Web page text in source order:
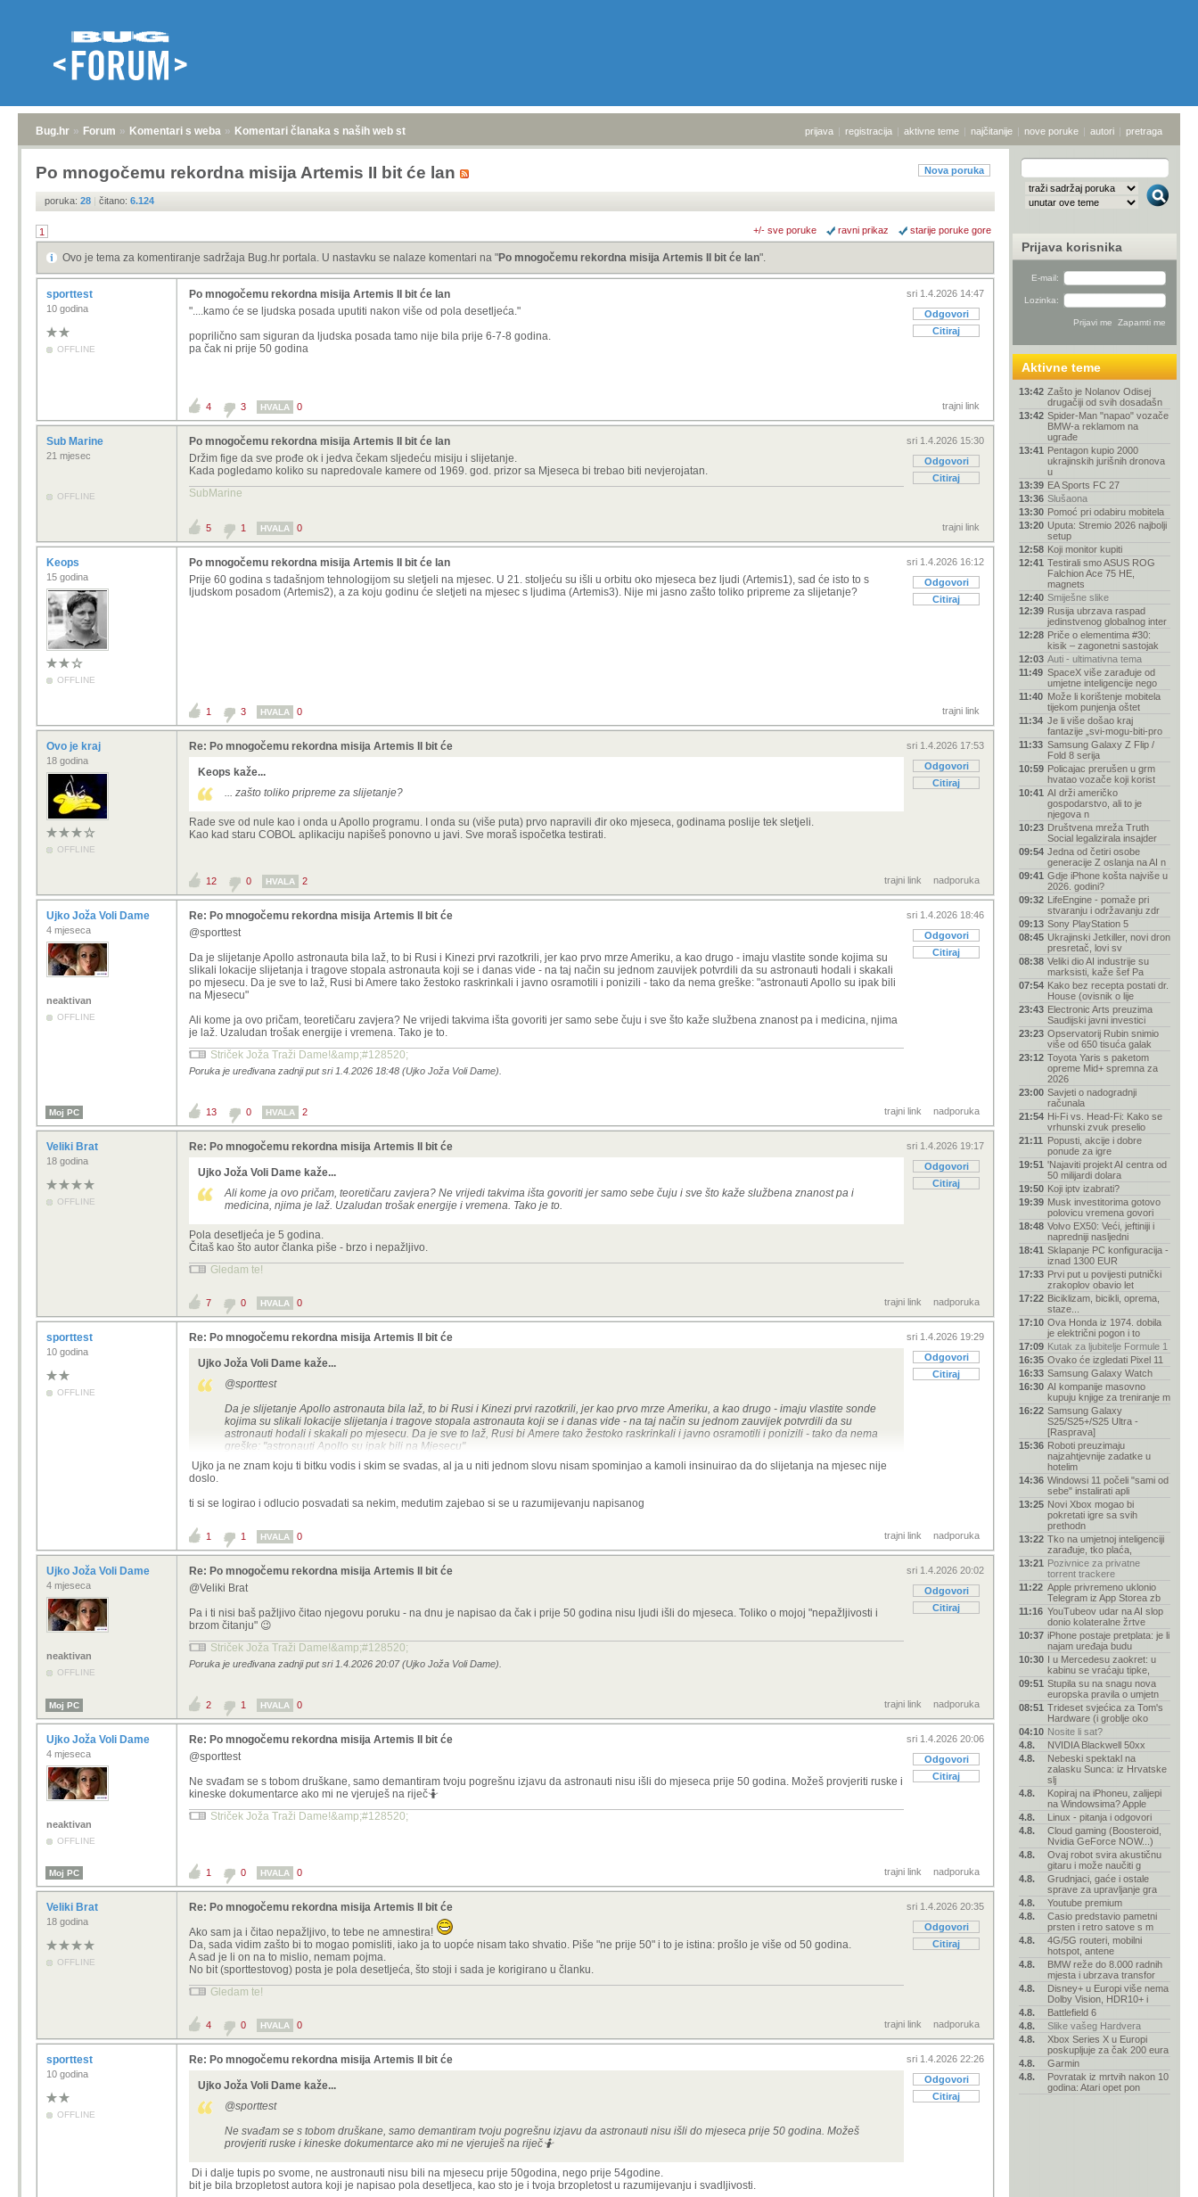
Bug.hr » Forum » Komentari s weba » Komentari članaka s naših web stranica prijava | registracija | aktivne teme | najčitanije | nove poruke | autori | pretraga
Nova poruka
Po mnogočemu rekordna misija Artemis II bit će lan
poruka: 28 | čitano: 6.124
1 +/- sve poruke ravni prikaz starije poruke gore
Ovo je tema za komentiranje sadržaja Bug.hr portala. U nastavku se nalaze komentari na "Po mnogočemu rekordna misija Artemis II bit će lan".
sporttest
10 godina
OFFLINE
sri 1.4.2026 14:47
Odgovori
Citiraj
Po mnogočemu rekordna misija Artemis II bit će lan
"....kamo će se ljudska posada uputiti nakon više od pola desetljeća."
poprilično sam siguran da ljudska posada tamo nije bila prije 6-7-8 godina.
pa čak ni prije 50 godina
trajni link
4 3 HVALA 0
Sub Marine
21 mjesec
OFFLINE
sri 1.4.2026 15:30
Odgovori
Citiraj
Po mnogočemu rekordna misija Artemis II bit će lan
Držim fige da sve prođe ok i jedva čekam sljedeću misiju i slijetanje.
Kada pogledamo koliko su napredovale kamere od 1969. god. prizor sa Mjeseca bi trebao biti nevjerojatan.
SubMarine
trajni link
5 1 HVALA 0
Keops
15 godina
OFFLINE
sri 1.4.2026 16:12
Odgovori
Citiraj
Po mnogočemu rekordna misija Artemis II bit će lan
Prije 60 godina s tadašnjom tehnologijom su sletjeli na mjesec. U 21. stoljeću su išli u orbitu oko mjeseca bez ljudi (Artemis1), sad će isto to s
ljudskom posadom (Artemis2), a za koju godinu će sletjeti na mjesec s ljudima (Artemis3). Nije mi jasno zašto toliko pripreme za slijetanje?
trajni link
1 3 HVALA 0
Ovo je kraj
18 godina
OFFLINE
sri 1.4.2026 17:53
Odgovori
Citiraj
Re: Po mnogočemu rekordna misija Artemis II bit će
Keops kaže...
... zašto toliko pripreme za slijetanje?
Rade sve od nule kao i onda u Apollo programu. I onda su (više puta) prvo napravili đir oko mjeseca, godinama poslije tek sletjeli.
Kao kad staru COBOL aplikaciju napišeš ponovno u javi. Sve moraš ispočetka testirati.
trajni link nadporuka
12 0 HVALA 2
Ujko Joža Voli Dame
4 mjeseca
neaktivan
OFFLINE
sri 1.4.2026 18:46
Odgovori
Citiraj
Re: Po mnogočemu rekordna misija Artemis II bit će
@sporttest
Da je slijetanje Apollo astronauta bila laž, to bi Rusi i Kinezi prvi razotkrili, jer kao prvo mrze Ameriku, a kao drugo - imaju vlastite sonde kojima su
slikali lokacije slijetanja i tragove stopala astronauta koji se i danas vide - na taj način su jednom zauvijek potvrdili da su astronauti hodali i skakali
po mjesecu. Da je sve to laž, Rusi bi Amere tako žestoko raskrinkali i javno osramotili i ponizili - tako da nema greške: "astronauti Apollo su ipak bili
na Mjesecu"
Ali kome ja ovo pričam, teoretičaru zavjera? Ne vrijedi takvima išta govoriti jer samo sebe čuju i sve što kaže službena znanost pa i medicina, njima
je laž. Uzaludan trošak energije i vremena. Tako je to.
Striček Joža Traži Dame!&amp;#128520;
Poruka je uređivana zadnji put sri 1.4.2026 18:48 (Ujko Joža Voli Dame).
Moj PC trajni link nadporuka
13 0 HVALA 2
Veliki Brat
18 godina
OFFLINE
sri 1.4.2026 19:17
Odgovori
Citiraj
Re: Po mnogočemu rekordna misija Artemis II bit će
Ujko Joža Voli Dame kaže...
Ali kome ja ovo pričam, teoretičaru zavjera? Ne vrijedi takvima išta govoriti jer samo sebe čuju i sve što kaže službena znanost pa i
medicina, njima je laž. Uzaludan trošak energije i vremena. Tako je to.
Pola desetljeća je 5 godina.
Čitaš kao što autor članka piše - brzo i nepažljivo.
Gledam te!
trajni link nadporuka
7 0 HVALA 0
sporttest
10 godina
OFFLINE
sri 1.4.2026 19:29
Odgovori
Citiraj
Re: Po mnogočemu rekordna misija Artemis II bit će
Ujko Joža Voli Dame kaže...
@sporttest
Da je slijetanje Apollo astronauta bila laž, to bi Rusi i Kinezi prvi razotkrili, jer kao prvo mrze Ameriku, a kao drugo - imaju vlastite sonde
kojima su slikali lokacije slijetanja i tragove stopala astronauta koji se i danas vide - na taj način su jednom zauvijek potvrdili da su
astronauti hodali i skakali po mjesecu. Da je sve to laž, Rusi bi Amere tako žestoko raskrinkali i javno osramotili i ponizili - tako da nema
greške: "astronauti Apollo su ipak bili na Mjesecu"
Ali kome ja ovo pričam, teoretičaru zavjera? Ne vrijedi takvima išta govoriti jer samo sebe čuju i sve što kaže službena znanost pa i
Ujko ja ne znam koju ti bitku vodis i skim se svadas, al ja u niti jednom slovu nisam spominjao a kamoli insinuirao da do slijetanja na mjesec nije
doslo.
ti si se logirao i odlucio posvadati sa nekim, medutim zajebao si se u razumijevanju napisanog
trajni link nadporuka
1 1 HVALA 0
Ujko Joža Voli Dame
4 mjeseca
neaktivan
OFFLINE
sri 1.4.2026 20:02
Odgovori
Citiraj
Re: Po mnogočemu rekordna misija Artemis II bit će
@Veliki Brat
Pa i ti nisi baš pažljivo čitao njegovu poruku - na dnu je napisao da čak i prije 50 godina nisu ljudi išli do mjeseca. Toliko o mojoj "nepažljivosti i
brzom čitanju" 😉
Striček Joža Traži Dame!&amp;#128520;
Poruka je uređivana zadnji put sri 1.4.2026 20:07 (Ujko Joža Voli Dame).
Moj PC trajni link nadporuka
2 1 HVALA 0
Ujko Joža Voli Dame
4 mjeseca
neaktivan
OFFLINE
sri 1.4.2026 20:06
Odgovori
Citiraj
Re: Po mnogočemu rekordna misija Artemis II bit će
@sporttest
Ne svađam se s tobom druškane, samo demantiram tvoju pogrešnu izjavu da astronauti nisu išli do mjeseca prije 50 godina. Možeš provjeriti ruske i
kineske dokumentarce ako mi ne vjeruješ na riječ🤷
Striček Joža Traži Dame!&amp;#128520;
Moj PC trajni link nadporuka
1 0 HVALA 0
Veliki Brat
18 godina
OFFLINE
sri 1.4.2026 20:35
Odgovori
Citiraj
Re: Po mnogočemu rekordna misija Artemis II bit će
Ako sam ja i čitao nepažljivo, to tebe ne amnestira!
Da, sada vidim zašto bi to mogao pomisliti, iako ja to uopće nisam tako shvatio. Piše "ne prije 50" i to je istina: prošlo je više od 50 godina.
A sad je li on na to mislio, nemam pojma.
No bit (sporttestovog) posta je pola desetljeća, što stoji i sada je korigirano u članku.
Gledam te!
trajni link nadporuka
4 0 HVALA 0
sporttest
10 godina
OFFLINE
sri 1.4.2026 22:26
Odgovori
Citiraj
Re: Po mnogočemu rekordna misija Artemis II bit će
Ujko Joža Voli Dame kaže...
@sporttest
Ne svađam se s tobom druškane, samo demantiram tvoju pogrešnu izjavu da astronauti nisu išli do mjeseca prije 50 godina. Možeš
provjeriti ruske i kineske dokumentarce ako mi ne vjeruješ na riječ🤷
Di i dalje tupis po svome, ne austronauti nisu bili na mjesecu prije 50godina, nego prije 54godine.
bit je bila brzopletost autora koji je napisao pola desetljeca, kao sto je i tvoja brzopletost u razumijevanju i svadljivosti.
Prijava korisnika
E-mail:
Lozinka:
Aktivne teme
13:42 Zašto je Nolanov Odisej
drugačiji od svih dosadašn
13:42 Spider-Man "napao" vozače
BMW-a reklamom na
ugrađe
13:41 Pentagon kupio 2000
ukrajinskih jurišnih dronova
u
13:39 EA Sports FC 27
13:36 Slušaona
13:30 Pomoć pri odabiru mobitela
13:20 Uputa: Stremio 2026 najbolji
setup
12:58 Koji monitor kupiti
12:41 Testirali smo ASUS ROG
Falchion Ace 75 HE,
magnets
12:40 Smiješne slike
12:39 Rusija ubrzava raspad
jedinstvenog globalnog inter
12:28 Priče o elementima #30:
kisik – zagonetni sastojak
12:03 Auti - ultimativna tema
11:49 SpaceX više zarađuje od
umjetne inteligencije nego
11:40 Može li korištenje mobitela
tijekom punjenja oštet
11:34 Je li više došao kraj
fantazije „svi-mogu-biti-pro
11:33 Samsung Galaxy Z Flip /
Fold 8 serija
10:59 Policajac prerušen u grm
hvatao vozače koji korist
10:41 AI drži američko
gospodarstvo, ali to je
njegova n
10:23 Društvena mreža Truth
Social legalizirala insajder
09:54 Jedna od četiri osobe
generacije Z oslanja na AI n
09:41 Gdje iPhone košta najviše u
2026. godini?
09:32 LifeEngine - pomaže pri
stvaranju i održavanju zdr
09:13 Sony PlayStation 5
08:45 Ukrajinski Jetkiller, novi dron
presretač, lovi sv
08:38 Veliki dio AI industrije su
marksisti, kaže šef Pa
07:54 Kako bez recepta postati dr.
House (ovisnik o lije
23:43 Electronic Arts preuzima
Saudijski javni investici
23:23 Opservatorij Rubin snimio
više od 650 tisuća galak
23:12 Toyota Yaris s paketom
opreme Mid+ spremna za
2026
23:00 Savjeti o nadogradnji
računala
21:54 Hi-Fi vs. Head-Fi: Kako se
vrhunski zvuk preselio
21:11 Popusti, akcije i dobre
ponude za igre
19:51 'Najaviti projekt AI centra od
50 milijardi dolara
19:50 Koji iptv izabrati?
19:39 Musk investitorima gotovo
polovicu vremena govori
18:48 Volvo EX50: Veći, jeftiniji i
napredniji nasljedni
18:41 Sklapanje PC konfiguracija -
iznad 1300 EUR
17:33 Prvi put u povijesti putnički
zrakoplov obavio let
17:22 Biciklizam, bicikli, oprema,
staze...
17:10 Ova Honda iz 1974. dobila
je električni pogon i to
17:09 Kutak za ljubitelje Formule 1
16:35 Ovako će izgledati Pixel 11
16:33 Samsung Galaxy Watch
16:30 AI kompanije masovno
kupuju knjige za treniranje m
16:22 Samsung Galaxy
S25/S25+/S25 Ultra -
[Rasprava]
15:36 Roboti preuzimaju
najzahtjevnije zadatke u
hotelim
14:36 Windowsi 11 počeli "sami od
sebe" instalirati apli
13:25 Novi Xbox mogao bi
pokretati igre sa svih
prethodn
13:22 Tko na umjetnoj inteligenciji
zarađuje, tko plaća,
13:21 Pozivnice za privatne
torrent trackere
11:22 Apple privremeno uklonio
Telegram iz App Storea zb
11:16 YouTubeov udar na AI slop
donio kolateralne žrtve
10:37 iPhone postaje pretplata: je li
najam uređaja budu
10:30 I u Mercedesu zaokret: u
kabinu se vraćaju tipke,
09:51 Stupila su na snagu nova
europska pravila o umjetn
08:51 Trideset svjećica za Tom's
Hardware (i groblje oko
04:10 Nosite li sat?
4.8.
NVIDIA Blackwell 50xx
4.8.
Nebeski spektakl na
zalasku Sunca: iz Hrvatske
slj
4.8.
Kopiraj na iPhoneu, zalijepi
na Windowsima? Apple
4.8.
Linux - pitanja i odgovori
4.8.
Cloud gaming (Boosteroid,
Nvidia GeForce NOW...)
4.8.
Ovaj robot svira akustičnu
gitaru i može naučiti g
4.8.
Grudnjaci, gaće i ostale
sprave za upravljanje gra
4.8.
Youtube premium
4.8.
Casio predstavio pametni
prsten i retro satove s m
4.8.
4G/5G routeri, mobilni
hotspot, antene
4.8.
BMW reže do 8.000 radnih
mjesta i ubrzava transfor
4.8.
Disney+ u Europi više nema
Dolby Vision, HDR10+ i
4.8.
Battlefield 6
4.8.
Slike vašeg Hardvera
4.8.
Xbox Series X u Europi
poskupljuje za čak 200 eura
4.8.
Garmin
4.8.
Povratak iz mrtvih nakon 10
godina: Atari opet pon